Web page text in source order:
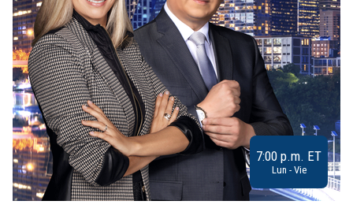
7:00 p.m. ET
Lun - Vie